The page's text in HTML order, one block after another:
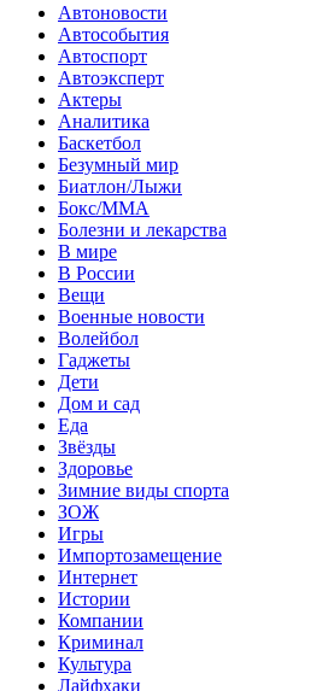
Автоновости
Автособытия
Автоспорт
Автоэксперт
Актеры
Аналитика
Баскетбол
Безумный мир
Биатлон/Лыжи
Бокс/MMA
Болезни и лекарства
В мире
В России
Вещи
Военные новости
Волейбол
Гаджеты
Дети
Дом и сад
Еда
Звёзды
Здоровье
Зимние виды спорта
ЗОЖ
Игры
Импортозамещение
Интернет
Истории
Компании
Криминал
Культура
Лайфхаки